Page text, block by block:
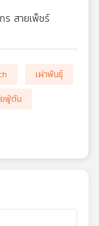
ร สายเพ็ชร์
เผ่าพันธุ์
ยฟู่ตัน